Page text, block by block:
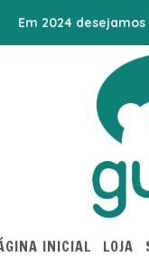
Em 2024
INICIAL LOJA